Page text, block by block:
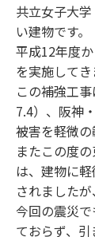
共立女子大
い建物です。
平成12年度
を実施してき
この補強工
7.4）、阪神
被害を軽微の
またこの度
は、建物に
されました
今回の震災
ておらず、引